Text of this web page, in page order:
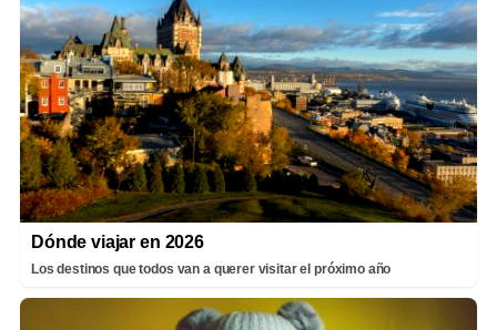
Dónde viajar en 2026
Los destinos que todos van a querer visitar el próximo año